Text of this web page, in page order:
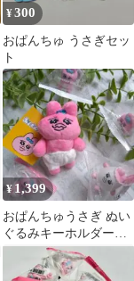
¥300
おぱんちゅ うさぎセッ
ト
¥ 1,399
おぱんちゅうさぎ ぬい
ぐるみキーホルダーと
ミニフィギュア4点セッ